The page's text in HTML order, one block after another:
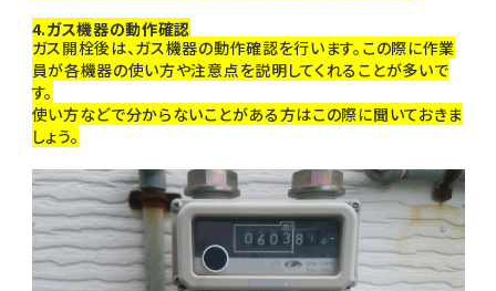
4.ガス機器の動作確認
ガス開栓後は、ガス機器の動作確認を行います。この際に作業
員が各機器の使い方や注意点を説明してくれることが多いで
す。
使い方などで分からないことがある方はこの際に聞いておきま
しょう。